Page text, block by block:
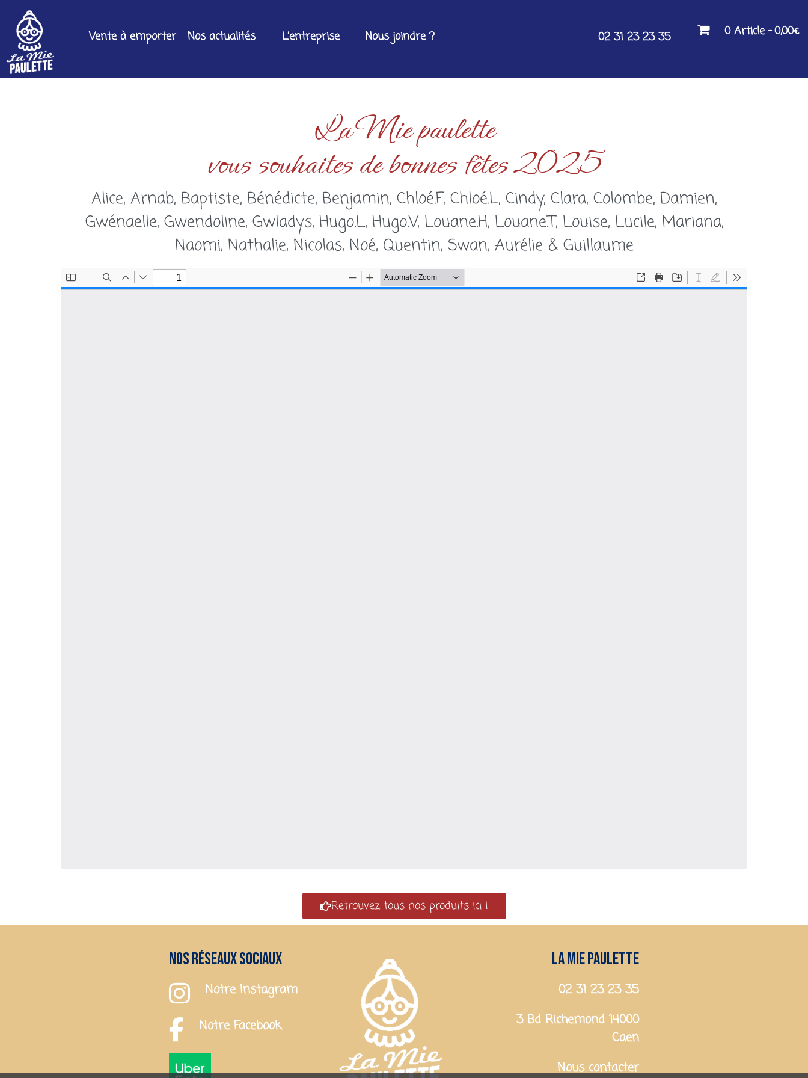
Vente à emporter Nos actualités L’entreprise Nous joindre ? 02 31 23 23 35 0 Article 0,00€
La Mie paulette
vous souhaites de bonnes fêtes 2025
Alice, Arnab, Baptiste, Bénédicte, Benjamin, Chloé.F, Chloé.L, Cindy, Clara, Colombe, Damien,
Gwénaelle, Gwendoline, Gwladys, Hugo.L, Hugo.V, Louane.H, Louane.T, Louise, Lucile, Mariana,
Naomi, Nathalie, Nicolas, Noé, Quentin, Swan, Aurélie & Guillaume
Retrouvez tous nos produits ici !
Nos réseaux sociaux
Notre Instagram
Notre Facebook
La mie paulette
02 31 23 23 35
3 Bd Richemond 14000
Caen
Nous contacter